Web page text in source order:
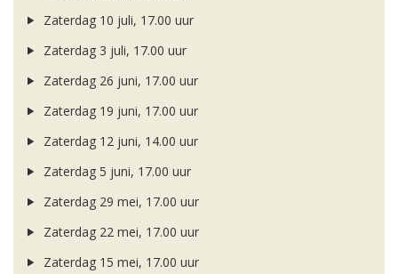
Zaterdag 10 juli, 17.00 uur
Zaterdag 3 juli, 17.00 uur
Zaterdag 26 juni, 17.00 uur
Zaterdag 19 juni, 17.00 uur
Zaterdag 12 juni, 14.00 uur
Zaterdag 5 juni, 17.00 uur
Zaterdag 29 mei, 17.00 uur
Zaterdag 22 mei, 17.00 uur
Zaterdag 15 mei, 17.00 uur